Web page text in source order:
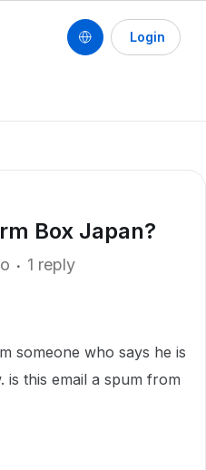
Login
Box Japan?
1 reply
someone who says he is
this email a spum from